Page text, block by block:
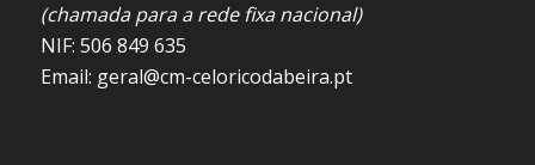
(chamada para a rede fixa nacional)
NIF: 506 849 635
Email: geral@cm-celoricodabeira.pt